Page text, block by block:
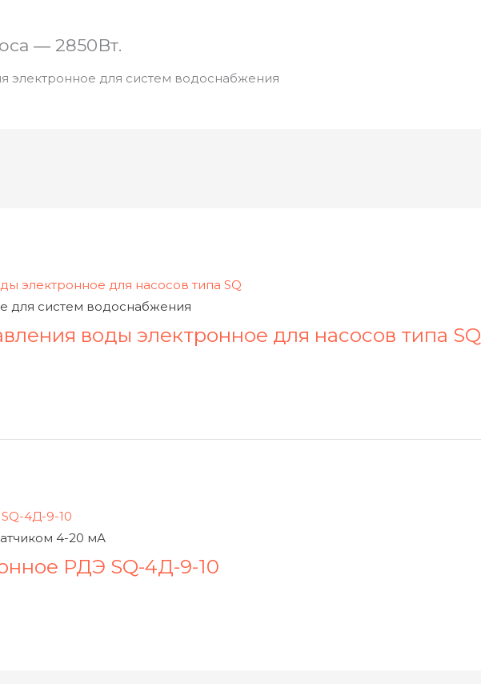
― 2850Вт.
электронное для систем водоснабжения
для систем водоснабжения
воды электронное для насосов типа SQ
4-20 мА
РДЭ SQ-4Д-9-10